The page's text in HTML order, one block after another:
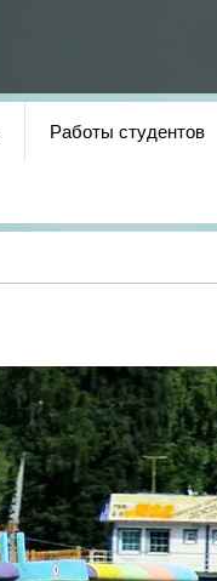
Работы студентов